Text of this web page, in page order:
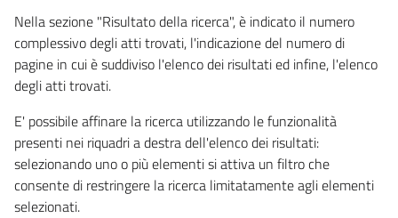
Nella sezione "Risultato della ricerca", è indicato il numero
complessivo degli atti trovati, l'indicazione del numero di
pagine in cui è suddiviso l'elenco dei risultati ed infine, l'elenco
degli atti trovati.
E' possibile affinare la ricerca utilizzando le funzionalità
presenti nei riquadri a destra dell'elenco dei risultati:
selezionando uno o più elementi si attiva un filtro che
consente di restringere la ricerca limitatamente agli elementi
selezionati.